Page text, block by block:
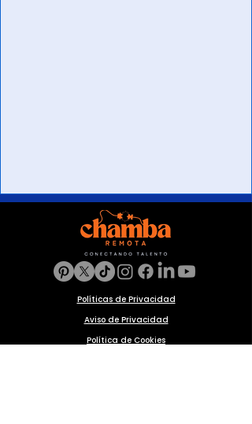
Políticas de Privacidad
Aviso de Privacidad
Política de Cookies